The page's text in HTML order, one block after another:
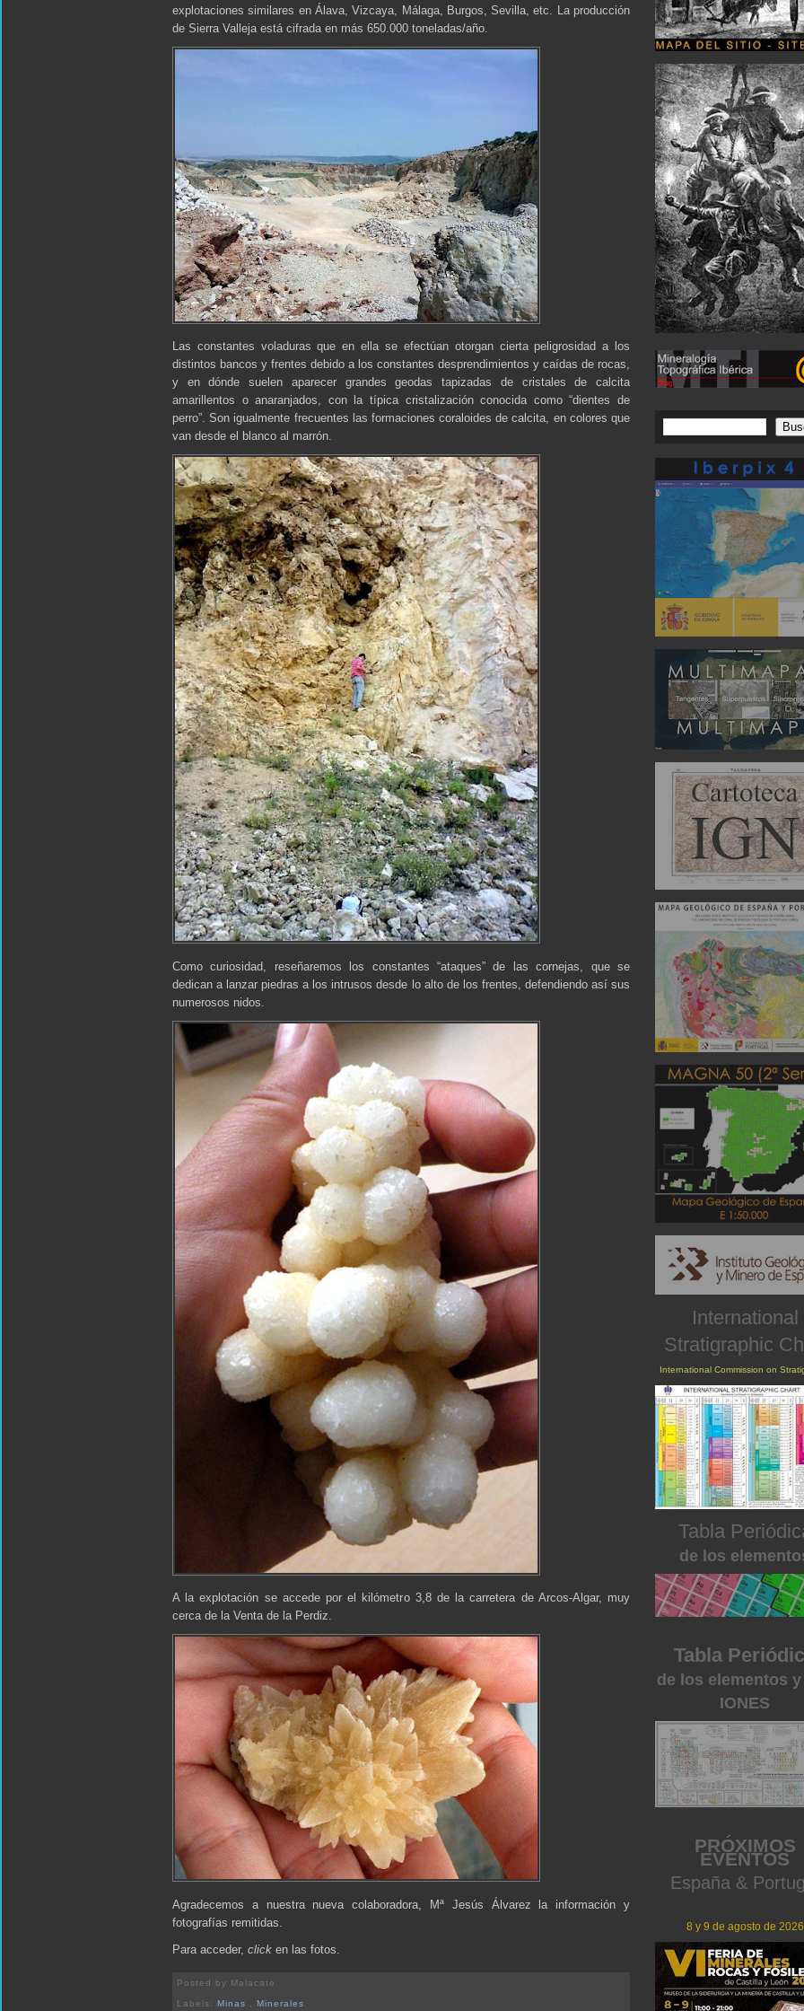
explotaciones similares en Álava, Vizcaya, Málaga, Burgos, Sevilla, etc. La producción
de Sierra Valleja está cifrada en más 650.000 toneladas/año.
Las constantes voladuras que en ella se efectúan otorgan cierta peligrosidad a los
distintos bancos y frentes debido a los constantes desprendimientos y caídas de rocas,
y en dónde suelen aparecer grandes geodas tapizadas de cristales de calcita
amarillentos o anaranjados, con la típica cristalización conocida como “dientes de
perro”. Son igualmente frecuentes las formaciones coraloides de calcita, en colores que
van desde el blanco al marrón.
Como curiosidad, reseñaremos los constantes “ataques” de las cornejas, que se
dedican a lanzar piedras a los intrusos desde lo alto de los frentes, defendiendo así sus
numerosos nidos.
A la explotación se accede por el kilómetro 3,8 de la carretera de Arcos-Algar, muy
cerca de la Venta de la Perdiz.
Agradecemos a nuestra nueva colaboradora, Mª Jesús Álvarez la información y
fotografías remitidas.
Para acceder, click en las fotos.
Posted by Malacate
Labels:Minas ,Minerales
International
Stratigraphic
International Commission on
Tabla
de los
Tabla
de los elementos
IONES
PRÓXIMOS
EVENTOS
España &
8 y 9 de agosto de 2026